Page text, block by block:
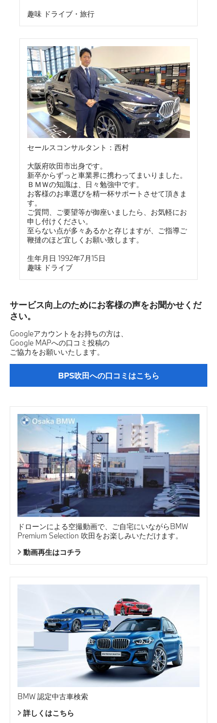
趣味 ドライブ・旅行
セールスコンサルタント：西村
大阪府吹田市出身です。
新卒からずっと車業界に携わってまいりました。
ＢＭＷの知識は、日々勉強中です。
お客様のお車選びを精一杯サポートさせて頂きま
す。
ご質問、ご要望等が御座いましたら、お気軽にお
申し付けください。
至らない点が多々あるかと存じますが、ご指導ご
鞭撻のほど宜しくお願い致します。
生年月日 1992年7月15日
趣味 ドライブ
サービス向上のためにお客様の声をお聞かせくだ
さい。
Googleアカウントをお持ちの方は、
Google MAPへの口コミ投稿の
ご協力をお願いいたします。
BPS吹田への口コミはこちら
ドローンによる空撮動画で、ご自宅にいながらBMW
Premium Selection 吹田をお楽しみいただけます。
動画再生はコチラ
BMW 認定中古車検索
詳しくはこちら